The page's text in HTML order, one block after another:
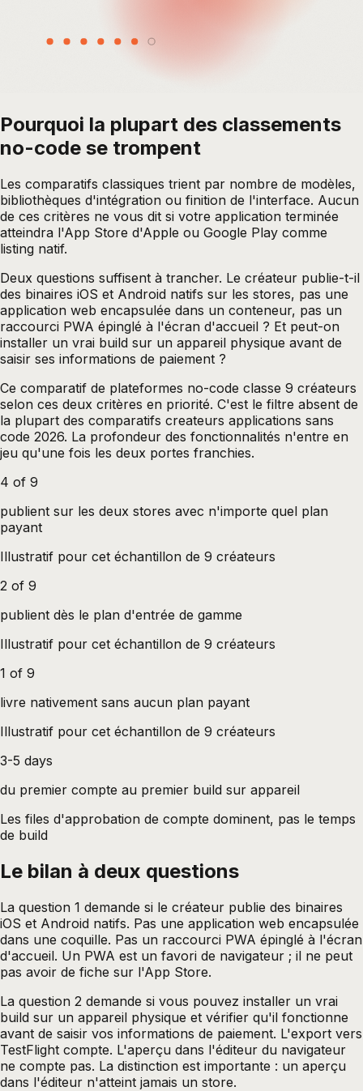
Pourquoi la plupart des classements
no-code se trompent
Les comparatifs classiques trient par nombre de modèles,
bibliothèques d'intégration ou finition de l'interface. Aucun
de ces critères ne vous dit si votre application terminée
atteindra l'App Store d'Apple ou Google Play comme
listing natif.
Deux questions suffisent à trancher. Le créateur publie-t-il
des binaires iOS et Android natifs sur les stores, pas une
application web encapsulée dans un conteneur, pas un
raccourci PWA épinglé à l'écran d'accueil ? Et peut-on
installer un vrai build sur un appareil physique avant de
saisir ses informations de paiement ?
Ce comparatif de plateformes no-code classe 9 créateurs
selon ces deux critères en priorité. C'est le filtre absent de
la plupart des comparatifs createurs applications sans
code 2026. La profondeur des fonctionnalités n'entre en
jeu qu'une fois les deux portes franchies.
4 of 9
publient sur les deux stores avec n'importe quel plan
payant
Illustratif pour cet échantillon de 9 créateurs
2 of 9
publient dès le plan d'entrée de gamme
Illustratif pour cet échantillon de 9 créateurs
1 of 9
livre nativement sans aucun plan payant
Illustratif pour cet échantillon de 9 créateurs
3-5 days
du premier compte au premier build sur appareil
Les files d'approbation de compte dominent, pas le temps
de build
Le bilan à deux questions
La question 1 demande si le créateur publie des binaires
iOS et Android natifs. Pas une application web encapsulée
dans une coquille. Pas un raccourci PWA épinglé à l'écran
d'accueil. Un PWA est un favori de navigateur ; il ne peut
pas avoir de fiche sur l'App Store.
La question 2 demande si vous pouvez installer un vrai
build sur un appareil physique et vérifier qu'il fonctionne
avant de saisir vos informations de paiement. L'export vers
TestFlight compte. L'aperçu dans l'éditeur du navigateur
ne compte pas. La distinction est importante : un aperçu
dans l'éditeur n'atteint jamais un store.